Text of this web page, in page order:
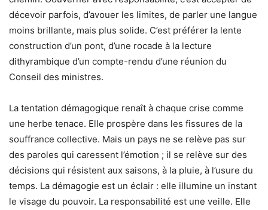
décevoir parfois, d’avouer les limites, de parler une langue
moins brillante, mais plus solide. C’est préférer la lente
construction d’un pont, d’une rocade à la lecture
dithyrambique d’un compte-rendu d’une réunion du
Conseil des ministres.
La tentation démagogique renaît à chaque crise comme
une herbe tenace. Elle prospère dans les fissures de la
souffrance collective. Mais un pays ne se relève pas sur
des paroles qui caressent l’émotion ; il se relève sur des
décisions qui résistent aux saisons, à la pluie, à l’usure du
temps. La démagogie est un éclair : elle illumine un instant
le visage du pouvoir. La responsabilité est une veille. Elle